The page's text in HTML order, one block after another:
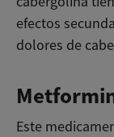
efectos
dolores de
Este